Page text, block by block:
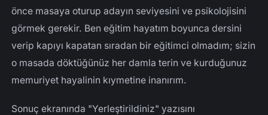
önce masaya oturup adayın seviyesini ve psikolojisini
görmek gerekir. Ben eğitim hayatım boyunca dersini
verip kapıyı kapatan sıradan bir eğitimci olmadım; sizin
o masada döktüğünüz her damla terin ve kurduğunuz
memuriyet hayalinin kıymetine inanırım.
Sonuç ekranında "Yerleştirildiniz" yazısını